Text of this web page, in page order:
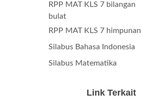
RPP MAT KLS 7 bilangan
bulat
RPP MAT KLS 7 himpunan
Silabus Bahasa Indonesia
Silabus Matematika
Link Terkait